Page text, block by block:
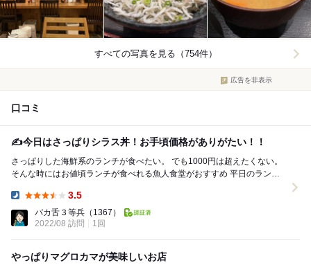
すべての写真を見る（754件）
広告を非表示
口コミ
✍️今日はさっぱりシラス丼！お手頃価格がありがたい！！
さっぱりした海鮮系のランチが食べたい。 でも1000円は超えたくない。
そんな時にはお値頃ランチが食べれる魚人食堂がおすすめ 平日のランチ
3.5
バカ舌３等兵 （1367）
2022/08 訪問
1回
やっぱりマグロカマが美味しいお店